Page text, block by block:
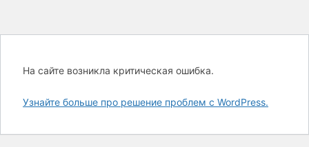
На сайте возникла критическая ошибка.
Узнайте больше про решение проблем с WordPress.